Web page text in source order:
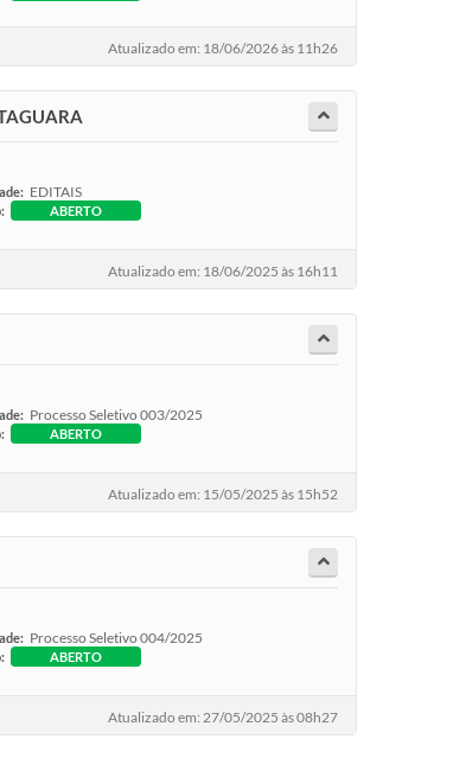
Atualizado em: 18/06/2026 às 11h26
EDITAIS
ABERTO
Atualizado em: 18/06/2025 às 16h11
Processo Seletivo 003/2025
ABERTO
Atualizado em: 15/05/2025 às 15h52
Processo Seletivo 004/2025
ABERTO
Atualizado em: 27/05/2025 às 08h27